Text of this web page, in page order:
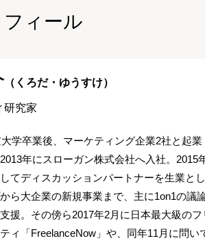
フィール
（くろだ・ゆうすけ）
研究家
学卒業後、マーケティング企業2社と起業
年にスローガン株式会社へ入社。2015
てディスカッションパートナーを生業と
ら大企業の新規事業まで、主に1on1の議
援。その傍ら2017年2月に日本最大級のフ
ィ「FreelanceNow」や、同年11月に問い